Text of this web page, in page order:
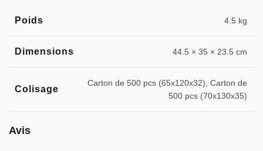
Poids 4.5 kg
Dimensions 44.5 × 35 × 23.5 cm
Colisage
Carton de 500 pcs (65x120x32), Carton de
500 pcs (70x130x35)
Avis